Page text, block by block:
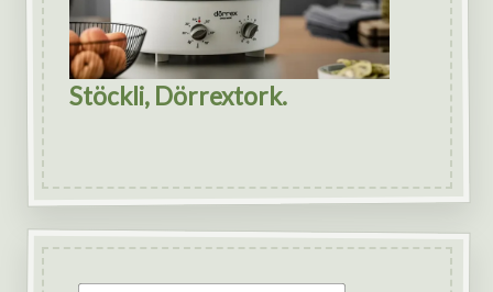
Stöckli, Dörrextork.